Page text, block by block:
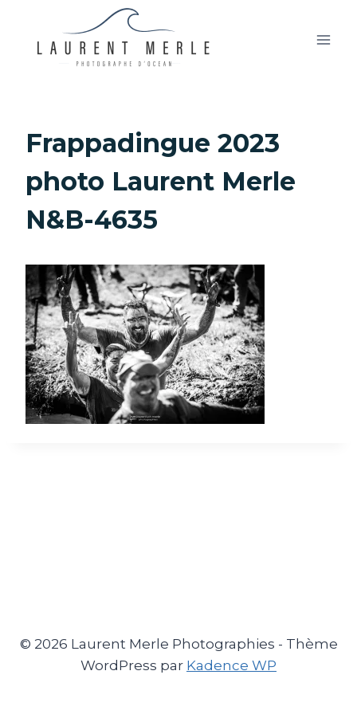
contenu
Frappadingue 2023
photo Laurent Merle
N&B-4635
© 2026 Laurent Merle Photographies - Thème
WordPress par Kadence WP